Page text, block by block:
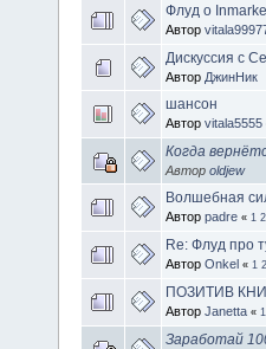
Флуд о
Автор
Дискуссия с
Автор ДжинНик
шансон
Автор vitala5555
Когда
Автор oldjew
Волшебная
Автор padre « 1 2
Re: Флуд про
Автор Onkel « 1 2
ПОЗИТИВ
Автор Janetta « 1
Заработай